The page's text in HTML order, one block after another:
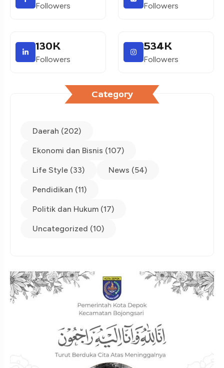
Followers Followers
130K
Followers
534K
Followers
Category
Daerah (202)
Ekonomi dan Bisnis (107)
Life Style (33) News (54)
Pendidikan (11)
Politik dan Hukum (17)
Uncategorized (10)